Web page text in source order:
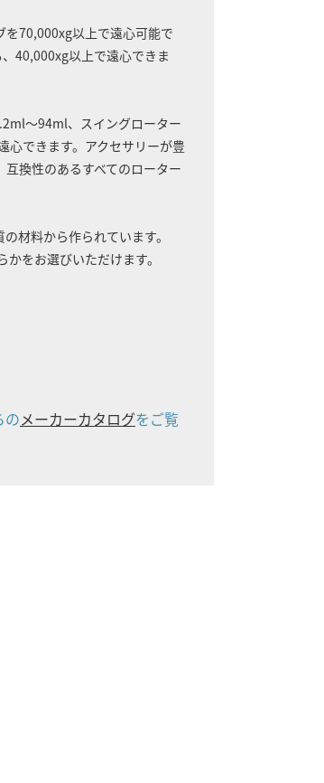
を70,000xg以上で遠心可能で
40,000xg以上で遠心できま
～94ml、スイングローター
心できます。アクセサリーが豊
換性のあるすべてのローター
材料から作られています。
をお選びいただけます。
のメーカーカタログをご覧